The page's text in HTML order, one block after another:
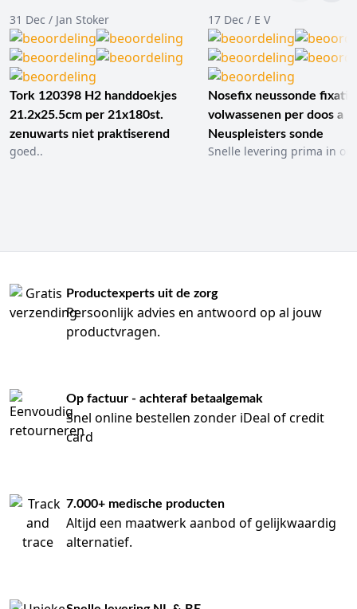
31 Dec / Jan Stoker
Tork 120398 H2 handdoekjes
21.2x25.5cm per 21x180st.
zenuwarts niet praktiserend
goed..
17 Dec / E V
Nosefix neussonde
volwassenen per doos a
Neuspleisters sonde
Snelle levering prima in
Productexperts uit de zorg
Persoonlijk advies en antwoord op al jouw
productvragen.
Op factuur - achteraf betaalgemak
Snel online bestellen zonder iDeal of credit
card
7.000+ medische producten
Altijd een maatwerk aanbod of gelijkwaardig
alternatief.